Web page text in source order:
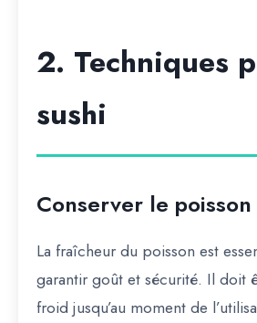
2. Techniques
sushi
Conserver le
La fraîcheur du poisson est
garantir goût et sécurité. Il doit
froid jusqu’au moment de